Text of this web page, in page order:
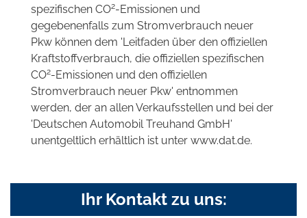
spezifischen CO2-Emissionen und
gegebenenfalls zum Stromverbrauch neuer
Pkw können dem 'Leitfaden über den offiziellen
Kraftstoffverbrauch, die offiziellen spezifischen
CO2-Emissionen und den offiziellen
Stromverbrauch neuer Pkw' entnommen
werden, der an allen Verkaufsstellen und bei der
'Deutschen Automobil Treuhand GmbH'
unentgeltlich erhältlich ist unter www.dat.de.
Ihr Kontakt zu uns: